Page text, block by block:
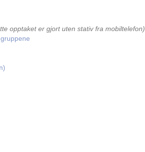
opptaket er gjort uten stativ fra mobiltelefon)